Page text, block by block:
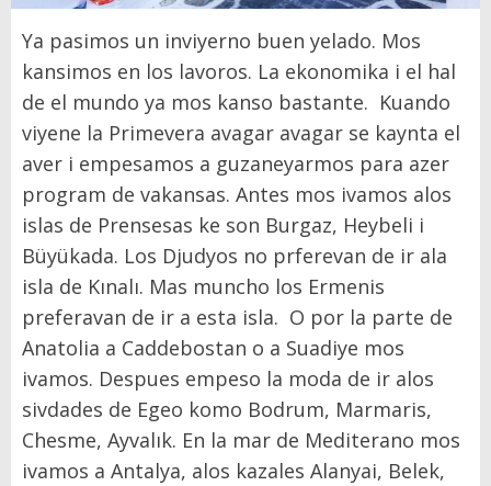
Ya pasimos un inviyerno buen yelado. Mos
kansimos en los lavoros. La ekonomika i el hal
de el mundo ya mos kanso bastante. Kuando
viyene la Primevera avagar avagar se kaynta el
aver i empesamos a guzaneyarmos para azer
program de vakansas. Antes mos ivamos alos
islas de Prensesas ke son Burgaz, Heybeli i
Büyükada. Los Djudyos no prferevan de ir ala
isla de Kınalı. Mas muncho los Ermenis
preferavan de ir a esta isla. O por la parte de
Anatolia a Caddebostan o a Suadiye mos
ivamos. Despues empeso la moda de ir alos
sivdades de Egeo komo Bodrum, Marmaris,
Chesme, Ayvalık. En la mar de Mediterano mos
ivamos a Antalya, alos kazales Alanyai, Belek,